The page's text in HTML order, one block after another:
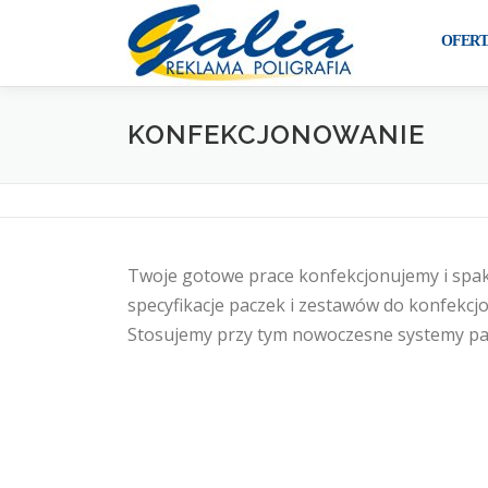
KONFEKCJONOWANIE
Twoje gotowe prace konfekcjonujemy i
specyfikacje paczek i zestawów do
Stosujemy przy tym nowoczesne systemy